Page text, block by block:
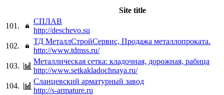
Site title
101.
СПЛАВ
http://deschevo.su
102.
ТД МеталлСтройСервис, Продажа металлопроката.
http://www.tdmss.ru/
103.
Металлическая сетка: кладочная, дорожная, рабица
http://www.setkakladochnaya.ru/
104.
Сланцевский арматурный завод
http://s-armature.ru